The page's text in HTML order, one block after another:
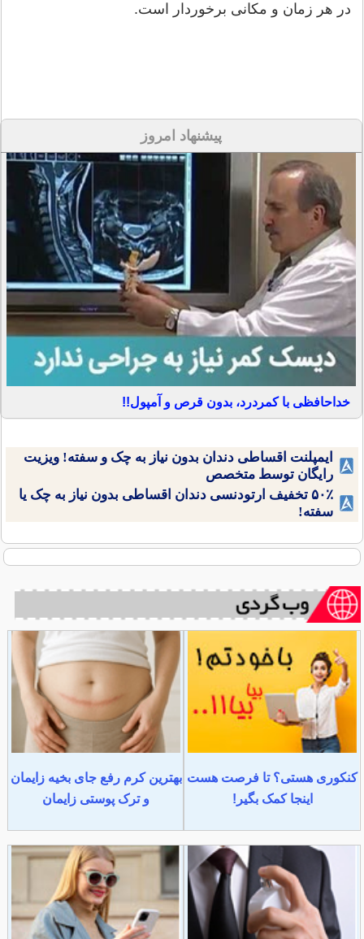
در هر زمان و مکانی برخوردار است.
پیشنهاد امروز
خداحافظی با کمردرد، بدون قرص و آمپول!!
ایمپلنت اقساطی دندان بدون نیاز به چک و سفته! ویزیت
رایگان توسط متخصص
۵۰٪ تخفیف ارتودنسی دندان اقساطی بدون نیاز به چک یا
سفته!
کنکوری هستی؟ تا فرصت هست
اینجا کمک بگیر!
بهترین کرم رفع جای بخیه زایمان
و ترک پوستی زایمان